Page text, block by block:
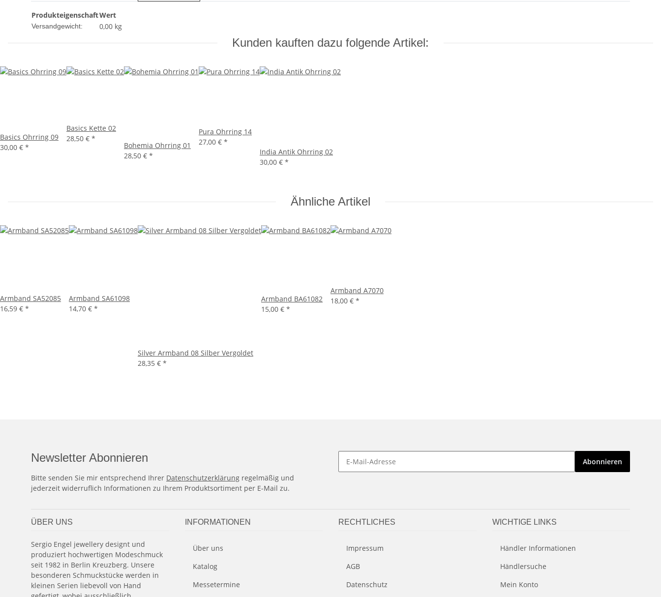
ProdukteigenschaftWert
Versandgewicht: 0,00 kg
Kunden kauften dazu folgende Artikel:
Basics Ohrring 09
30,00 € *
Basics Kette 02
28,50 € *
Bohemia Ohrring 01
28,50 € *
Pura Ohrring 14
27,00 € *
India Antik Ohrring 02
30,00 € *
Ähnliche Artikel
Armband SA52085
16,59 € *
Armband SA61098
14,70 € *
Silver Armband 08 Silber Vergoldet
28,35 € *
Armband BA61082
15,00 € *
Armband A7070
18,00 € *
Newsletter Abonnieren
Bitte senden Sie mir entsprechend Ihrer Datenschutzerklärung regelmäßig und
jederzeit widerruflich Informationen zu Ihrem Produktsortiment per E-Mail zu.
Abonnieren
ÜBER UNS
Sergio Engel jewellery designt und
produziert hochwertigen Modeschmuck
seit 1982 in Berlin Kreuzberg. Unsere
besonderen Schmuckstücke werden in
kleinen Serien liebevoll von Hand
INFORMATIONEN
Über uns
Katalog
Messetermine
RECHTLICHES
Impressum
AGB
Datenschutz
WICHTIGE LINKS
Händler Informationen
Händlersuche
Mein Konto